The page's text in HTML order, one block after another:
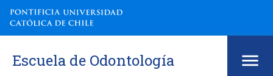
Escuela de Odontología